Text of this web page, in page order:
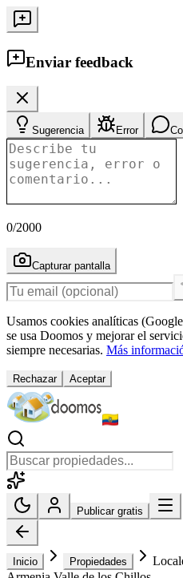
Enviar feedback
Sugerencia Error
0/2000
Capturar pantalla
Usamos cookies analíticas
se usa Doomos y mejorar el
siempre necesarias. Más
Rechazar Aceptar
Publicar gratis
Inicio Propiedades